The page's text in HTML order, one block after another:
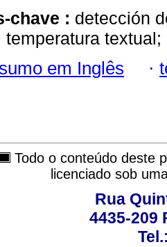
chave : detección
temperatura
em Inglês ·
Todo o conteúdo deste
licenciado sob
Rua
4435-209